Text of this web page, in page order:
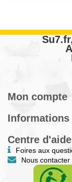
Mon compte
Informations
Centre d'aide
Foires aux
Nous contacter